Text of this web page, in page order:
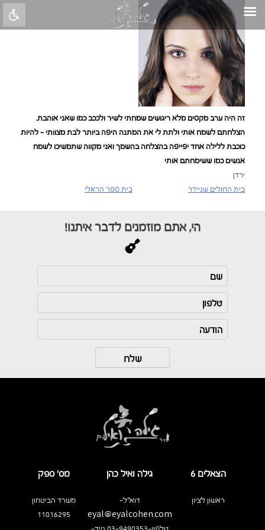
Skip
content
זה היה ערב מקסים מלא ריגושים שמחתי לשיר ולככב כמו שאני אוהבת.
הצלחתם לשמח אותי ולתת לי את המתנה היפה ביותר לבת מצוותי – להיות
כוכבת ללילה אחד יפייפה בהצלחה בהשמך ואני מקווה שתמשיכו לשמח
אנשים כמו ששימחתם אותי
ירדן
ניווט בית ספר הראלי בית החולים שניידר
הי, אתם מוזמנים לדבר איתנו!
הצאלים 6
ראשון לציון
גילה ואיל כהן
דוא"ל-
eyal@eyalcohen.com
מס’ ספק
משרד הביטחון
11016295